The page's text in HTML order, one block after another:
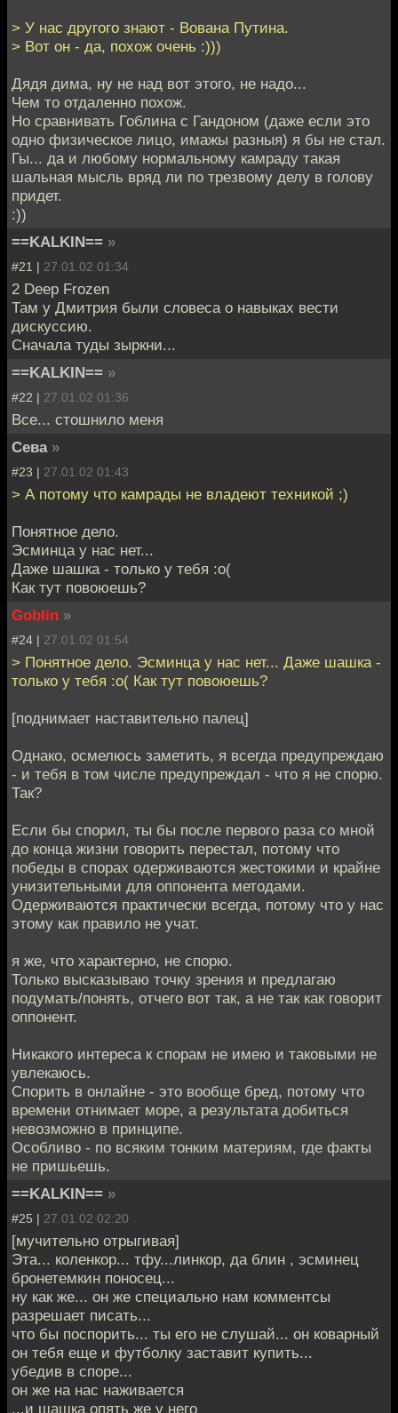
> У нас другого знают - Вована Путина.
> Вот он - да, похож очень :)))
Дядя дима, ну не над вот этого, не надо...
Чем то отдаленно похож.
Но сравнивать Гоблина с Гандоном (даже если это
одно физическое лицо, имажы разныя) я бы не стал.
Гы... да и любому нормальному камраду такая
шальная мысль вряд ли по трезвому делу в голову
придет.
:))
==KALKIN== »
#21 | 27.01.02 01:34
2 Deep Frozen
Там у Дмитрия были словеса о навыках вести
дискуссию.
Сначала туды зыркни...
==KALKIN== »
#22 | 27.01.02 01:36
Все... стошнило меня
Сева »
#23 | 27.01.02 01:43
> А потому что камрады не владеют техникой ;)
Понятное дело.
Эсминца у нас нет...
Даже шашка - только у тебя :о(
Как тут повоюешь?
Goblin »
#24 | 27.01.02 01:54
> Понятное дело. Эсминца у нас нет... Даже шашка -
только у тебя :о( Как тут повоюешь?
[поднимает наставительно палец]
Однако, осмелюсь заметить, я всегда предупреждаю
- и тебя в том числе предупреждал - что я не спорю.
Так?
Если бы спорил, ты бы после первого раза со мной
до конца жизни говорить перестал, потому что
победы в спорах одерживаются жестокими и крайне
унизительными для оппонента методами.
Одерживаются практически всегда, потому что у нас
этому как правило не учат.
я же, что характерно, не спорю.
Только высказываю точку зрения и предлагаю
подумать/понять, отчего вот так, а не так как говорит
оппонент.
Никакого интереса к спорам не имею и таковыми не
увлекаюсь.
Спорить в онлайне - это вообще бред, потому что
времени отнимает море, а результата добиться
невозможно в принципе.
Особливо - по всяким тонким материям, где факты
не пришьешь.
==KALKIN== »
#25 | 27.01.02 02:20
[мучительно отрыгивая]
Эта... коленкор... тфу...линкор, да блин , эсминец
бронетемкин поносец...
ну как же... он же специально нам комментсы
разрешает писать...
что бы поспорить... ты его не слушай... он коварный
он тебя еще и футболку заставит купить...
убедив в споре...
он же на нас наживается
...и шашка опять же у него